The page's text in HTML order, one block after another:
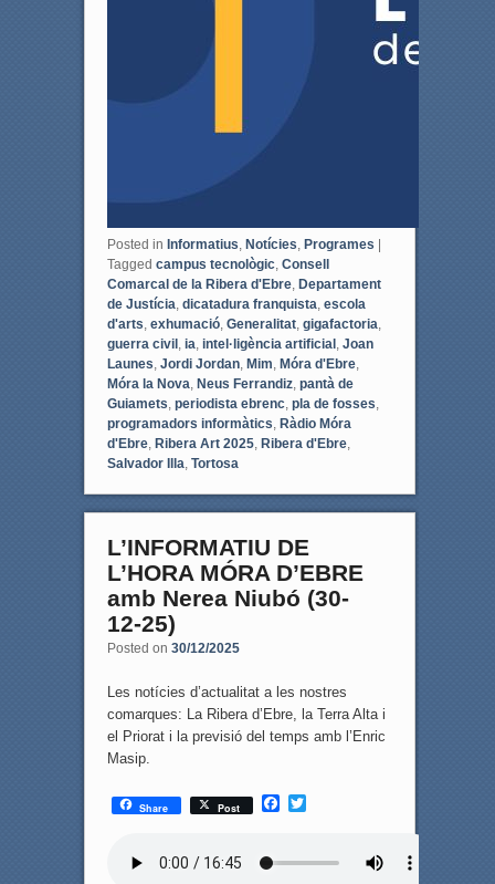
Posted in Informatius, Notícies, Programes
Tagged campus tecnològic, Consell
Comarcal de la Ribera d'Ebre, Departament
de Justícia, dicatadura franquista, escola
d'arts, exhumació, Generalitat, gigafactoria,
guerra civil , ia, intel·ligència artificial , Joan
Launes, Jordi Jordan, Mim, Móra d'Ebre,
Móra la Nova, Neus Ferrandiz, pantà de
Guiamets, periodista ebrenc, pla de fosses,
programadors informàtics, Ràdio Móra
d'Ebre, Ribera Art 2025, Ribera d'Ebre,
Salvador Illa, Tortosa
L’INFORMATIU DE
L’HORA MÓRA D’EBRE
amb Nerea Niubó (30-
12-25)
Posted on 30/12/2025
Les notícies d’actualitat a les nostres
comarques: La Ribera d’Ebre, la Terra Alta i
el Priorat i la previsió del temps amb l’Enric
Masip.
Share Post
F
T